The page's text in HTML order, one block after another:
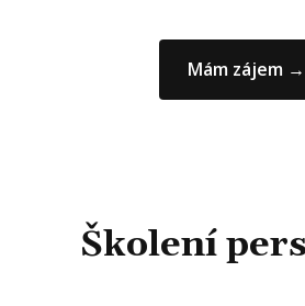
Mám zájem →
Školení